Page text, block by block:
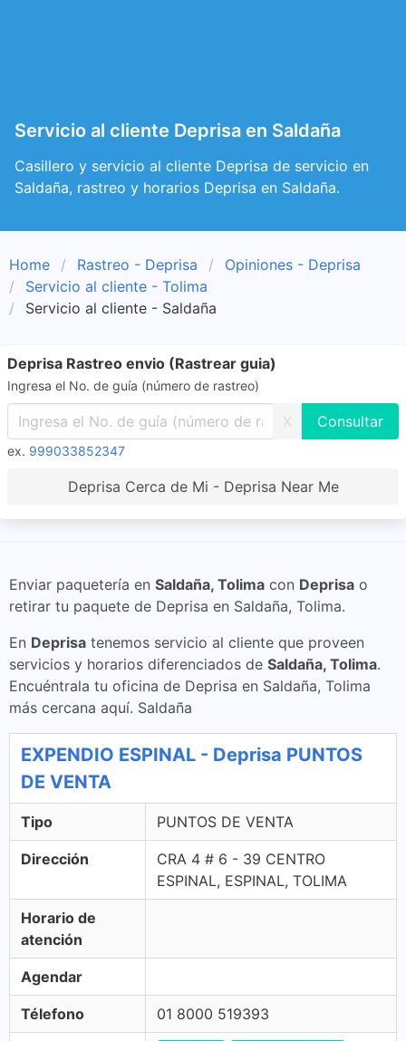
Servicio al cliente Deprisa en Saldaña
Casillero y servicio al cliente Deprisa de servicio en
Saldaña, rastreo y horarios Deprisa en Saldaña.
Home Rastreo - Deprisa
Opiniones - Deprisa
Servicio al cliente - Tolima
Servicio al cliente - Saldaña
Deprisa Rastreo envio (Rastrear guia)
Ingresa el No. de guía (número de rastreo)
X
ex. 999033852347
Deprisa Cerca de Mi - Deprisa Near Me
Enviar paquetería en Saldaña, Tolima con Deprisa o
retirar tu paquete de Deprisa en Saldaña, Tolima.
En Deprisa tenemos servicio al cliente que proveen
servicios y horarios diferenciados de Saldaña, Tolima.
Encuéntrala tu oficina de Deprisa en Saldaña, Tolima
más cercana aquí. Saldaña
EXPENDIO ESPINAL - Deprisa PUNTOS
DE VENTA
Tipo PUNTOS DE VENTA
Dirección
CRA 4 # 6 - 39 CENTRO
ESPINAL, ESPINAL, TOLIMA
Horario de
atención
Agendar
Télefono 01 8000 519393